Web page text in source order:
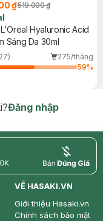
₫519.000 ₫
Hyaluronic Acid
Sáng Da 30ml
275/tháng
59%
Đăng nhập
price
VỀ HASAKI.VN
Giới thiệu Hasaki.vn
Chính sách bảo mật